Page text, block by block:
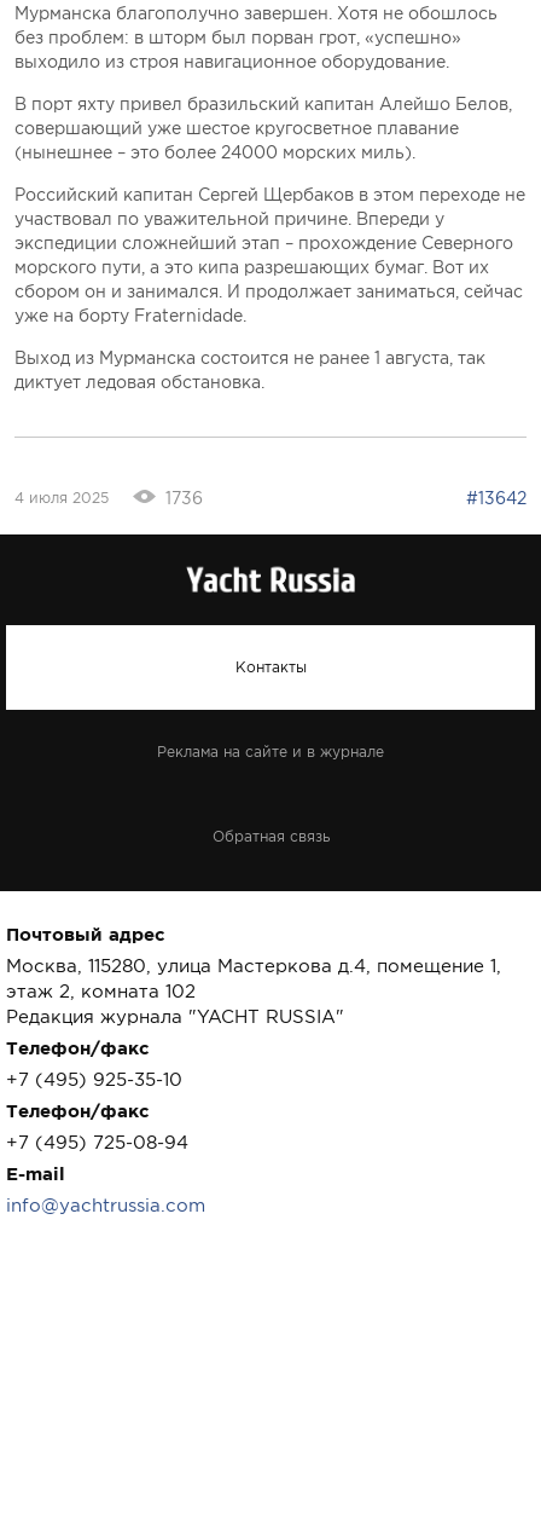
Мурманска благополучно завершен. Хотя не обошлось
без проблем: в шторм был порван грот, «успешно»
выходило из строя навигационное оборудование.
В порт яхту привел бразильский капитан Алейшо Белов,
совершающий уже шестое кругосветное плавание
(нынешнее – это более 24000 морских миль).
Российский капитан Сергей Щербаков в этом переходе не
участвовал по уважительной причине. Впереди у
экспедиции сложнейший этап – прохождение Северного
морского пути, а это кипа разрешающих бумаг. Вот их
сбором он и занимался. И продолжает заниматься, сейчас
уже на борту Fraternidade.
Выход из Мурманска состоится не ранее 1 августа, так
диктует ледовая обстановка.
1736
4 июля 2025 #13642
Контакты
Реклама на сайте и в журнале
Обратная связь
Почтовый адрес
Москва, 115280, улица Мастеркова д.4, помещение 1,
этаж 2, комната 102
Редакция журнала "YACHT RUSSIA"
Телефон/факс
+7 (495) 925-35-10
Телефон/факс
+7 (495) 725-08-94
E-mail
info@yachtrussia.com